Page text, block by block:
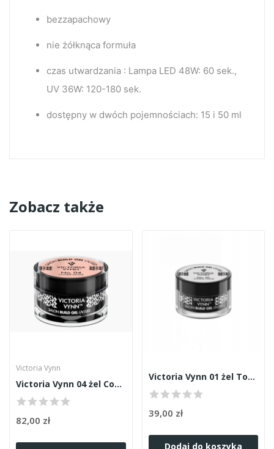
bezzapachowy
nie żółknąca formuła
czas utwardzania : Lampa LED 48W: 60 sek.,
UV 36W: 120-180 sek.
dostępny w dwóch pojemnościach: 15 i 50 ml
Zobacz także
Victoria Vynn
Victoria Vynn 04 żel Cover Nude 50ml
82,00 zł
Victoria Vynn 01 żel Totally Clear 15ml
39,00 zł
Dodaj do koszyka